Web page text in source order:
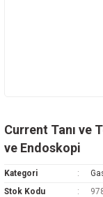
Current Tanı ve
ve Endoskopi
Kategori
Stok Kodu